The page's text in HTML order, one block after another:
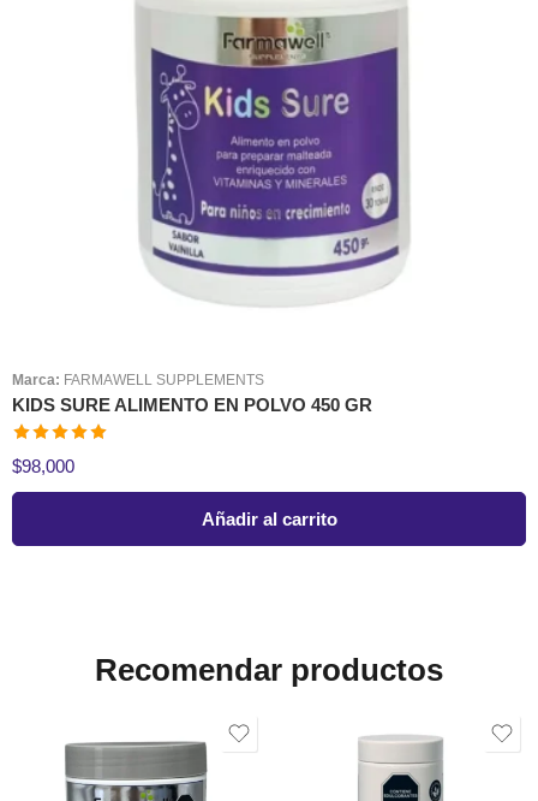
Marca: FARMAWELL SUPPLEMENTS
KIDS SURE ALIMENTO EN POLVO 450 GR
Valorado en
$98,000
Añadir al carrito
Recomendar productos